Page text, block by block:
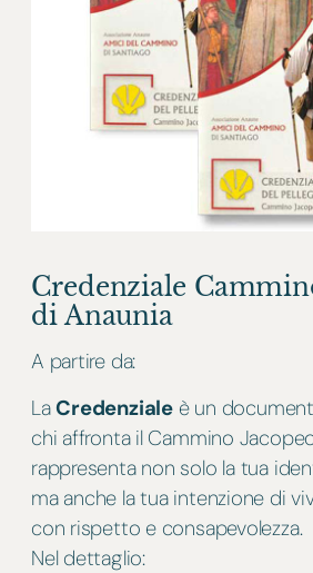
Credenziale
di Anaunia
A partire da:
LaCredenzialeè un
chi affronta il Cammino
rappresenta non solo la tua
ma anche la tua intenzione di
con rispetto e consapevolezza.
Nel dettaglio: